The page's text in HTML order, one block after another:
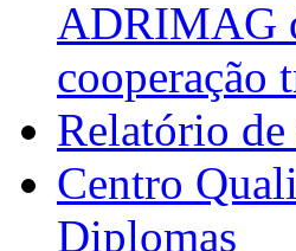
ADRIMAG
cooperação
Relatório
Centro
Diplomas